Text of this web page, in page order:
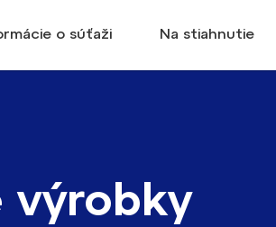
o súťaži Na stiahnutie
výrobky